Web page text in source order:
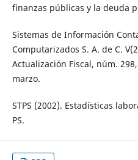
finanzas públicas y la deuda
Sistemas de Información
Computarizados S. A. de C.
Actualización Fiscal, núm.
marzo.
STPS (2002). Estadísticas
PS.